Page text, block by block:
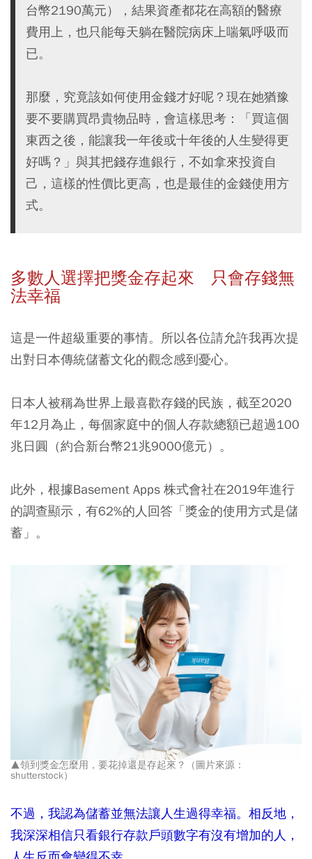
台幣2190萬元），結果資產都花在高額的醫療
費用上，也只能每天躺在醫院病床上喘氣呼吸而
已。
那麼，究竟該如何使用金錢才好呢？現在她猶豫
要不要購買昂貴物品時，會這樣思考：「買這個
東西之後，能讓我一年後或十年後的人生變得更
好嗎？」與其把錢存進銀行，不如拿來投資自
己，這樣的性價比更高，也是最佳的金錢使用方
式。
多數人選擇把獎金存起來 只會存錢無
法幸福
這是一件超級重要的事情。所以各位請允許我再次提
出對日本傳統儲蓄文化的觀念感到憂心。
日本人被稱為世界上最喜歡存錢的民族，截至2020
年12月為止，每個家庭中的個人存款總額已超過100
兆日圓（約合新台幣21兆9000億元）。
此外，根據Basement Apps 株式會社在2019年進行
的調查顯示，有62%的人回答「獎金的使用方式是儲
蓄」。
▲領到獎金怎麼用，要花掉還是存起來？（圖片來源：
shutterstock）
不過，我認為儲蓄並無法讓人生過得幸福。相反地，
我深深相信只看銀行存款戶頭數字有沒有增加的人，